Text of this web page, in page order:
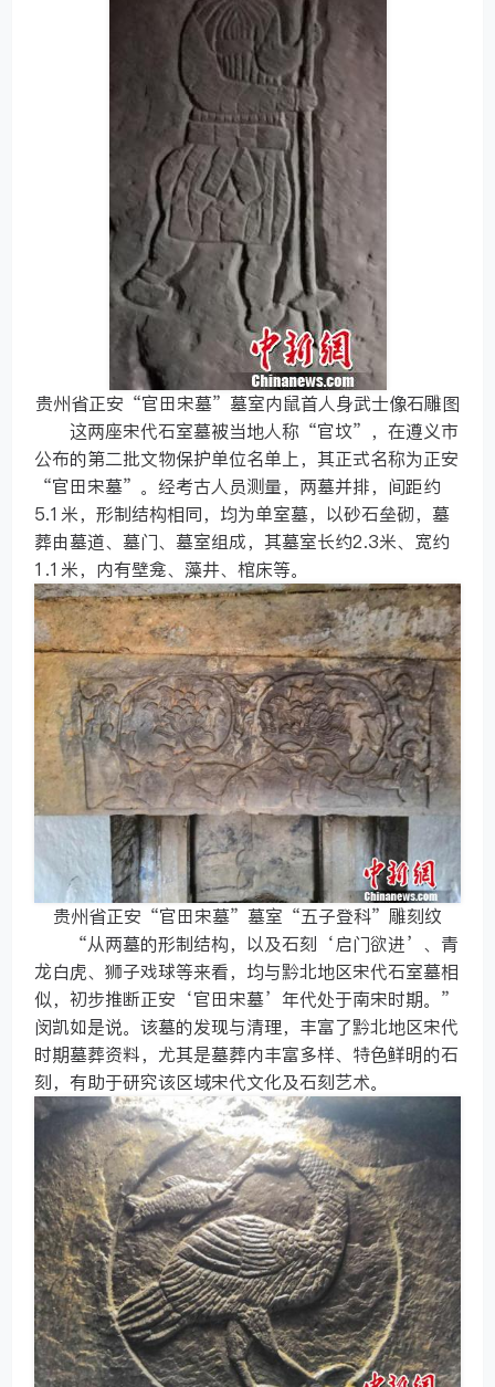
贵州省正安“官田宋墓”墓室内鼠首人身武士像石雕图
这两座宋代石室墓被当地人称“官坟”，在遵义市
公布的第二批文物保护单位名单上，其正式名称为正安
“官田宋墓”。经考古人员测量，两墓并排，间距约
5.1米，形制结构相同，均为单室墓，以砂石垒砌，墓
葬由墓道、墓门、墓室组成，其墓室长约2.3米、宽约
1.1米，内有壁龛、藻井、棺床等。
贵州省正安“官田宋墓”墓室“五子登科”雕刻纹
“从两墓的形制结构，以及石刻‘启门欲进’、青
龙白虎、狮子戏球等来看，均与黔北地区宋代石室墓相
似，初步推断正安‘官田宋墓’年代处于南宋时期。”
闵凯如是说。该墓的发现与清理，丰富了黔北地区宋代
时期墓葬资料，尤其是墓葬内丰富多样、特色鲜明的石
刻，有助于研究该区域宋代文化及石刻艺术。